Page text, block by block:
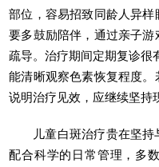
部位，容易招致同龄人异
要多鼓励陪伴，通过亲子
疏导。治疗期间定期复诊很
能清晰观察色素恢复程度。
说明治疗见效，应继续坚持
儿童白斑治疗贵在坚持
配合科学的日常管理，多